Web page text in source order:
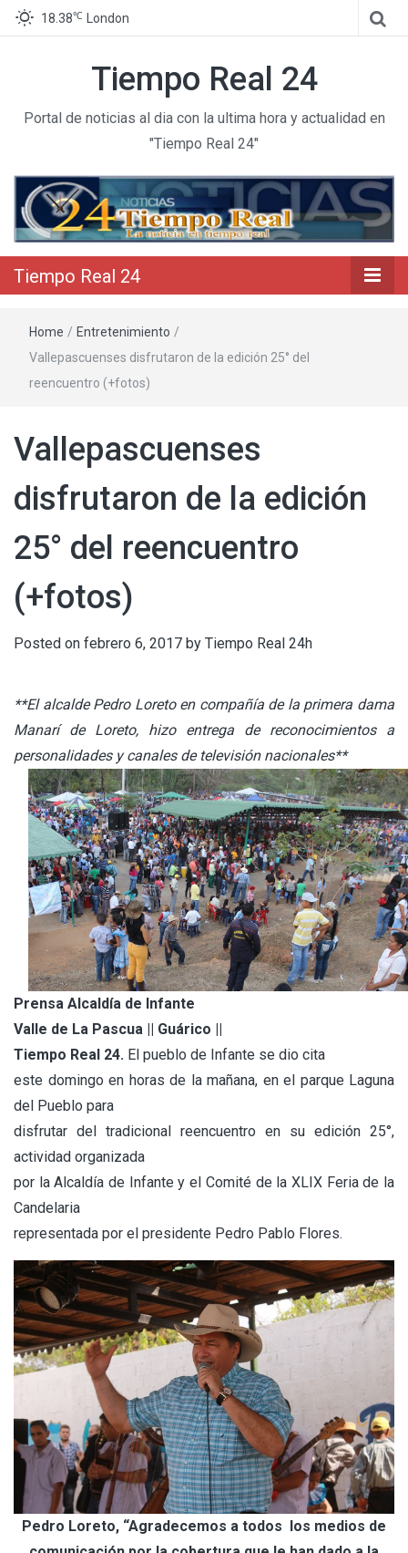
18.38℃ London
Tiempo Real 24
Portal de noticias al dia con la ultima hora y actualidad en
"Tiempo Real 24"
Tiempo Real 24
Home / Entretenimiento /
Vallepascuenses disfrutaron de la edición 25° del
reencuentro (+fotos)
Vallepascuenses
disfrutaron de la edición
25° del reencuentro
(+fotos)
Posted on febrero 6, 2017 by Tiempo Real 24h
**El alcalde Pedro Loreto en compañía de la primera dama
Manarí de Loreto, hizo entrega de reconocimientos a
personalidades y canales de televisión nacionales**
Prensa Alcaldía de Infante
Valle de La Pascua || Guárico ||
Tiempo Real 24. El pueblo de Infante se dio cita
este domingo en horas de la mañana, en el parque Laguna
del Pueblo para
disfrutar del tradicional reencuentro en su edición 25°,
actividad organizada
por la Alcaldía de Infante y el Comité de la XLIX Feria de la
Candelaria
representada por el presidente Pedro Pablo Flores.
Pedro Loreto, “Agradecemos a todos los medios de